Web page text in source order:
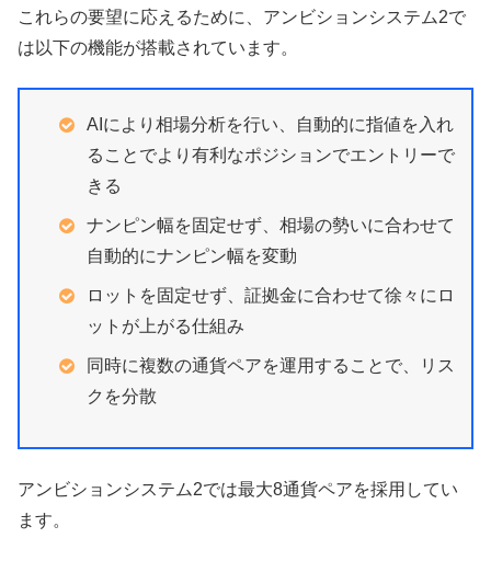
これらの要望に応えるために、アンビションシステム2で
は以下の機能が搭載されています。
AIにより相場分析を行い、自動的に指値を入れ
ることでより有利なポジションでエントリーで
きる
ナンピン幅を固定せず、相場の勢いに合わせて
自動的にナンピン幅を変動
ロットを固定せず、証拠金に合わせて徐々にロ
ットが上がる仕組み
同時に複数の通貨ペアを運用することで、リス
クを分散
アンビションシステム2では最大8通貨ペアを採用してい
ます。